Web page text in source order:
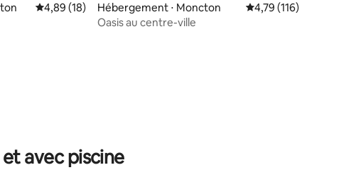
: 4,96 sur 5
Évaluation moyenne sur la base de 18 commentaires : 4,89 sur 5
4,89 (18)
Hébergement ⋅ Moncton Évaluation moyenne
4,79 (116)
Oasis au centre-ville
avec piscine